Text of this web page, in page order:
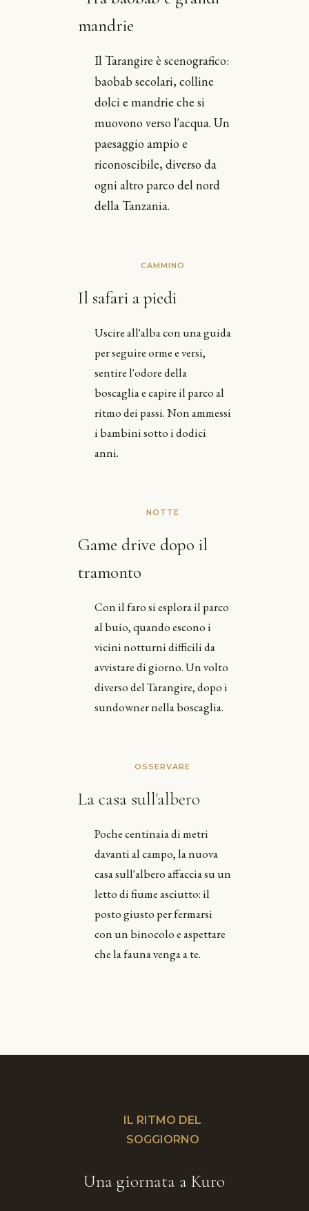
mandrie
Il Tarangire è scenografico:
baobab secolari, colline
dolci e mandrie che si
muovono verso l'acqua. Un
paesaggio ampio e
riconoscibile, diverso da
ogni altro parco del nord
della Tanzania.
CAMMINO
Il safari a piedi
Uscire all'alba con una guida
per seguire orme e versi,
sentire l'odore della
boscaglia e capire il parco al
ritmo dei passi. Non ammessi
i bambini sotto i dodici
anni.
NOTTE
Game drive dopo il
tramonto
Con il faro si esplora il parco
al buio, quando escono i
vicini notturni difficili da
avvistare di giorno. Un volto
diverso del Tarangire, dopo i
sundowner nella boscaglia.
OSSERVARE
La casa sull'albero
Poche centinaia di metri
davanti al campo, la nuova
casa sull'albero affaccia su un
letto di fiume asciutto: il
posto giusto per fermarsi
con un binocolo e aspettare
che la fauna venga a te.
IL RITMO DEL
SOGGIORNO
Una giornata a Kuro